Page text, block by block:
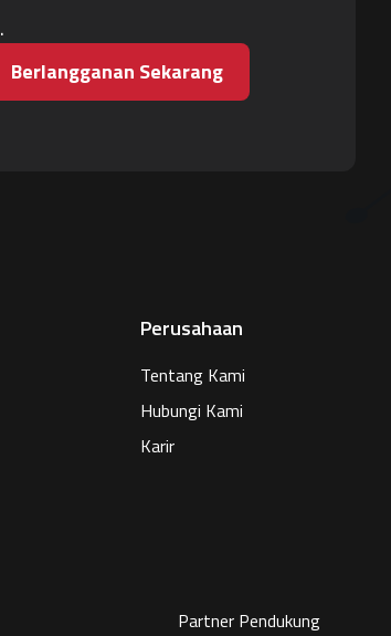
Berlangganan Sekarang
Perusahaan
Tentang Kami
Hubungi Kami
Karir
Partner Pendukung